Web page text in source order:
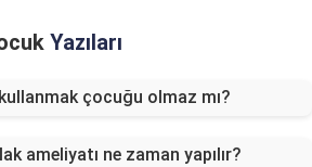
Yazıları
çocuğu olmaz mı?
ameliyatı ne zaman yapılır?